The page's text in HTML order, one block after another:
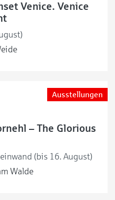
Venice. Venice
Ausstellungen
– The Glorious
(bis 16. August)
Walde